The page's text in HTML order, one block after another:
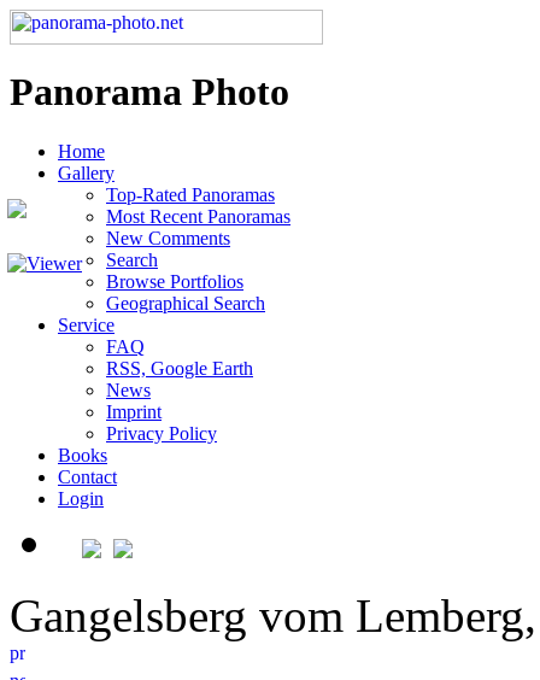
Panorama Photo
Home
Gallery
Top-Rated Panoramas
Most Recent Panoramas
New Comments
Search
Browse Portfolios
Geographical Search
Service
FAQ
RSS, Google Earth
News
Imprint
Privacy Policy
Books
Contact
Login
Gangelsberg vom